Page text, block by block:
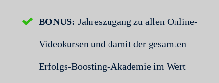
BONUS: Jahreszugang zu allen Online-
Videokursen und damit der gesamten
Erfolgs-Boosting-Akademie im Wert